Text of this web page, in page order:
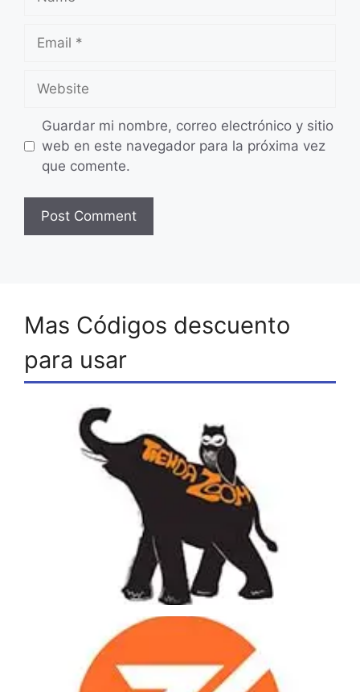
Email
Website
Guardar mi nombre, correo electrónico y sitio
web en este navegador para la próxima vez
que comente.
Mas Códigos descuento
para usar